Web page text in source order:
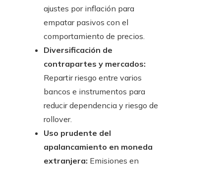
ajustes por inflación para
empatar pasivos con el
comportamiento de precios.
Diversificación de
contrapartes y mercados:
Repartir riesgo entre varios
bancos e instrumentos para
reducir dependencia y riesgo de
rollover.
Uso prudente del
apalancamiento en moneda
extranjera: Emisiones en